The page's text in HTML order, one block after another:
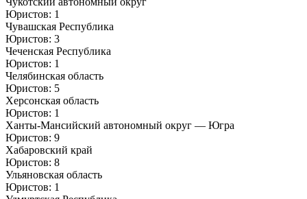
Юристов: 1
Чувашская Республика
Юристов: 3
Чеченская Республика
Юристов: 1
Челябинская область
Юристов: 5
Херсонская область
Юристов: 1
Ханты-Мансийский автономный округ — Югра
Юристов: 9
Хабаровский край
Юристов: 8
Ульяновская область
Юристов: 1